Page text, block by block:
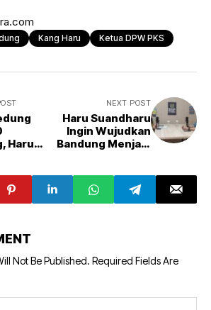
Kang Haru Ketua DPW PKS
Haru
NEXT POST
Haru Suandharu
Ingin Wujudkan
Bandung Menjadi
Not Be Published. Required Fields Are